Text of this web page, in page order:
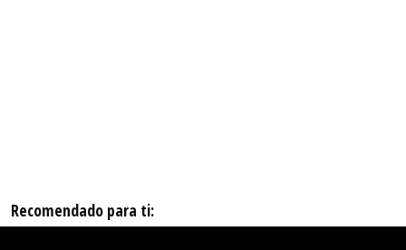
Recomendado para ti: